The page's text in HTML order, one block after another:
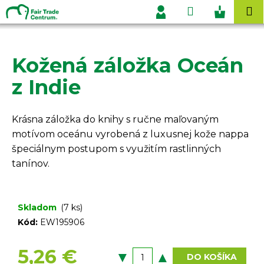
Prejsť
na
obsah
Hľadať
Prihlásenie
Kožená záložka Oceán
z Indie
Krásna záložka do knihy s ručne maľovaným
motívom oceánu vyrobená z luxusnej kože nappa
špeciálnym postupom s využitím rastlinných
tanínov.
Skladom (7 ks)
Kód: EW195906
5,26 € DO KOŠÍKA
K
o
Späť
Späť
Č
o
p
o
t
r
e
b
e
e